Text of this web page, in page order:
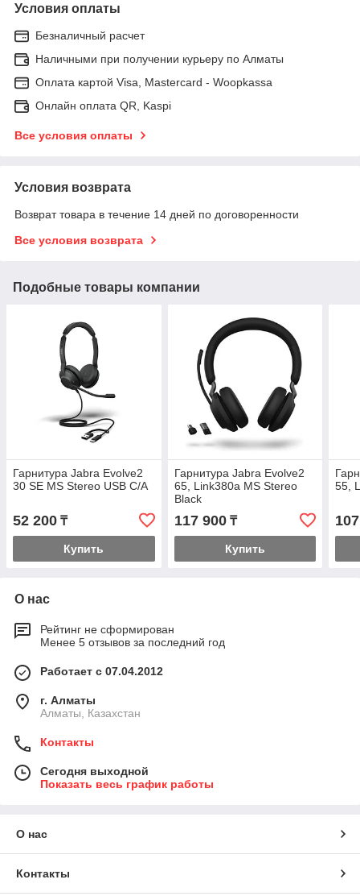
Условия оплаты
Безналичный расчет
Наличными при получении курьеру по Алматы
Оплата картой Visa, Mastercard - Woopkassa
Онлайн оплата QR, Kaspi
Все условия оплаты
Условия возврата
Возврат товара в течение 14 дней по договоренности
Все условия возврата
Подобные товары компании
Гарнитура Jabra Evolve2
30 SE MS Stereo USB C/A
52 200 ₸
Купить
Гарнитура Jabra Evolve2
65, Link380a MS Stereo
Black
117 900₸
Купить
55,
О нас
Рейтинг не сформирован
Менее 5 отзывов за последний год
Работает с 07.04.2012
г. Алматы
Алматы, Казахстан
Контакты
Сегодня выходной
Показать весь график работы
О нас
Контакты